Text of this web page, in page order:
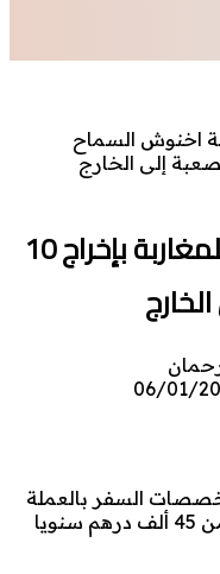
اخنوش السماح
الحكومة اخنوش السماح للمغاربة بإخراج 10
السفر بالعملة
الصعبة، لينتقل المبلغ المسموح به من 45 ألف درهم سنويا